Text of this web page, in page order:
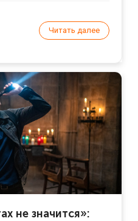
Читать далее
не значится»: